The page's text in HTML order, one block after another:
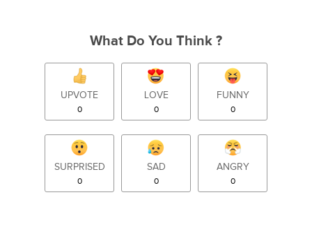
What Do You Think ?
UPVOTE
0
LOVE
0
FUNNY
0
SURPRISED
0
SAD
0
ANGRY
0